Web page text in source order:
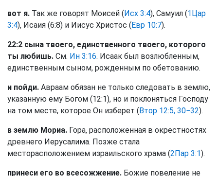
вот я. Так же говорят Моисей (Исх 3:4), Самуил (1Цар
3:4), Исаия (6:8) и Иисус Христос (Евр 10:7).
22:2 сына твоего, единственного твоего, которого
ты любишь. См. Ин 3:16. Исаак был возлюбленным,
единственным сыном, рожденным по обетованию.
и пойди. Авраам обязан не только следовать в землю,
указанную ему Богом (12:1), но и поклоняться Господу
на том месте, которое Он изберет (Втор 12:5, 30−32).
в землю Мориа. Гора, расположенная в окрестностях
древнего Иерусалима. Позже стала
месторасположением израильского храма (2Пар 3:1).
принеси его во всесожжение. Божие повеление не